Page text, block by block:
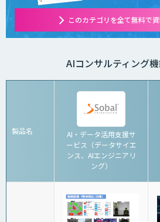
このカテゴリを全て無料で
AIコンサルティング
製品名
AI・データ活用支援サ
ービス（データサイエ
ンス、AIエンジニアリ
ング）